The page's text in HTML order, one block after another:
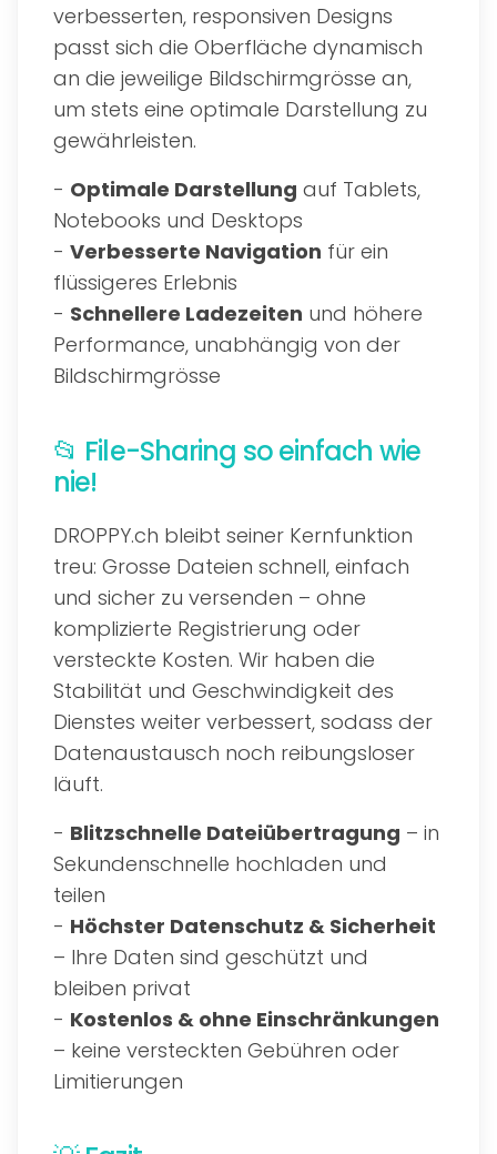
verbesserten, responsiven Designs
passt sich die Oberfläche dynamisch
an die jeweilige Bildschirmgrösse an,
um stets eine optimale Darstellung zu
gewährleisten.
- Optimale Darstellung auf Tablets,
Notebooks und Desktops
- Verbesserte Navigation für ein
flüssigeres Erlebnis
- Schnellere Ladezeiten und höhere
Performance, unabhängig von der
Bildschirmgrösse
📂 File-Sharing so einfach wie
nie!
DROPPY.ch bleibt seiner Kernfunktion
treu: Grosse Dateien schnell, einfach
und sicher zu versenden – ohne
komplizierte Registrierung oder
versteckte Kosten. Wir haben die
Stabilität und Geschwindigkeit des
Dienstes weiter verbessert, sodass der
Datenaustausch noch reibungsloser
läuft.
- Blitzschnelle Dateiübertragung – in
Sekundenschnelle hochladen und
teilen
- Höchster Datenschutz & Sicherheit
– Ihre Daten sind geschützt und
bleiben privat
- Kostenlos & ohne Einschränkungen
– keine versteckten Gebühren oder
Limitierungen